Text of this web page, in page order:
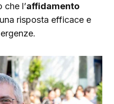
l’affidamento
risposta efficace e